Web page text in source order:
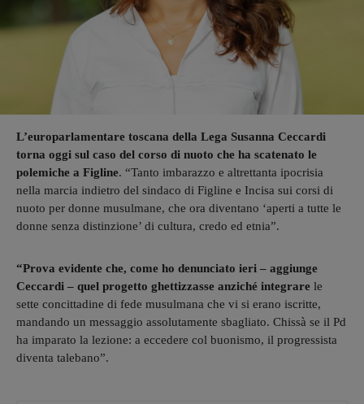
L’europarlamentare toscana della Lega Susanna Ceccardi
torna oggi sul caso del corso di nuoto che ha scatenato le
polemiche a Figline. “Tanto imbarazzo e altrettanta ipocrisia
nella marcia indietro del sindaco di Figline e Incisa sui corsi di
nuoto per donne musulmane, che ora diventano ‘aperti a tutte le
donne senza distinzione’ di cultura, credo ed etnia”.
“Prova evidente che, come ho denunciato ieri – aggiunge
Ceccardi – quel progetto ghettizzasse anziché integrare le
sette concittadine di fede musulmana che vi si erano iscritte,
mandando un messaggio assolutamente sbagliato. Chissà se il Pd
ha imparato la lezione: a eccedere col buonismo, il progressista
diventa talebano”.